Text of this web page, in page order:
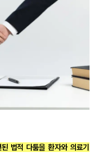
법적 다툼을 환자와 의료기